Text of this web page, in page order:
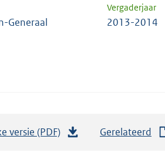
Vergaderjaar
Generaal 2013-2014
versie (PDF) Gerelateerd